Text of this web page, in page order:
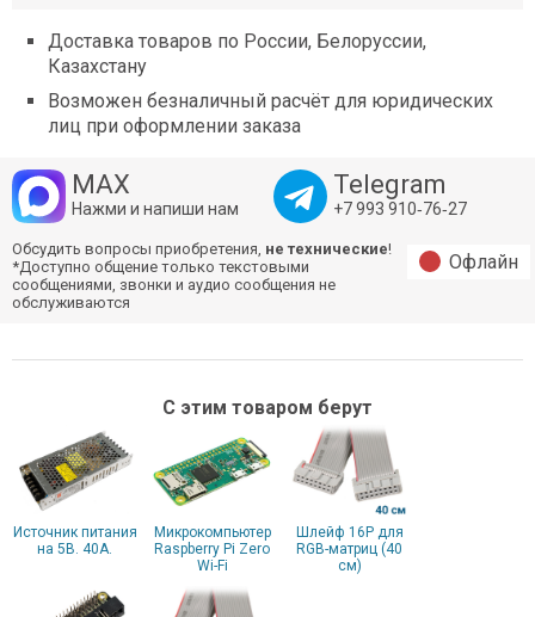
Доставка товаров по России, Белоруссии,
Казахстану
Возможен безналичный расчёт для юридических
лиц при оформлении заказа
MAX
Нажми и напиши нам
Telegram
+7 993 910‑76‑27
Обсудить вопросы приобретения, не технические!
*Доступно общение только текстовыми
сообщениями, звонки и аудио сообщения не
обслуживаются
Офлайн
С этим товаром берут
Источник питания
на 5В. 40А.
Микрокомпьютер
Raspberry Pi Zero
Wi-Fi
Шлейф 16P для
RGB-матриц (40
см)